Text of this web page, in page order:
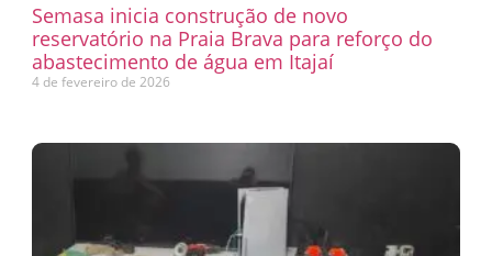
Semasa inicia construção de novo
reservatório na Praia Brava para reforço do
abastecimento de água em Itajaí
4 de fevereiro de 2026